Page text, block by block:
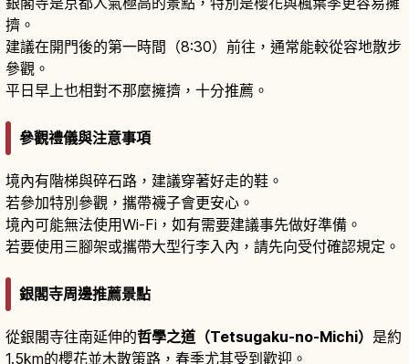
擠。
建議在開門後的第一時間（8:30）前往，通常能較從容地散步
參觀。
平日早上也相對不那麼擁擠，十分推薦。
參觀禮儀與注意事項
境內有階梯與碎石路，建議穿著好走的鞋。
若參加特別參觀，攜帶襪子會更安心。
境內可能無法使用Wi-Fi，如有需要建議事先做好準備。
若要使用三腳架或攜帶大型行李入內，請先向受付確認規定。
銀閣寺周邊推薦景點
從銀閣寺往南延伸的哲學之道（Tetsugaku-no-Michi） 是約
1.5km的櫻花並木散策路，春季尤其受到歡迎。